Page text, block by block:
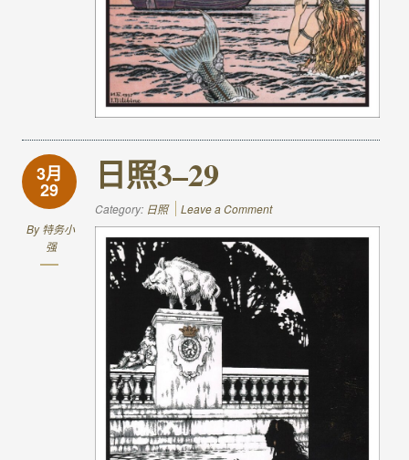
3月
29
By特务小
强
日照3–29
Category: 日照 Leave a Comment